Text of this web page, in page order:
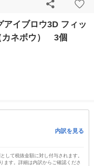
イブロウ3D フィッ
カネボウ） 3個
内訳を見る
して税抜金額に対し付与されます。
ます。詳細は内訳からご確認くださ